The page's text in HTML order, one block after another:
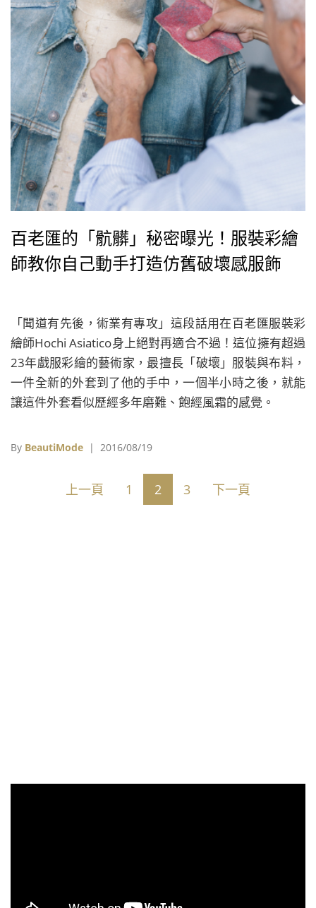
百老匯的「骯髒」秘密曝光！服裝彩繪
師教你自己動手打造仿舊破壞感服飾
「聞道有先後，術業有專攻」這段話用在百老匯服裝彩
繪師Hochi Asiatico身上絕對再適合不過！這位擁有超過
23年戲服彩繪的藝術家，最擅長「破壞」服裝與布料，
一件全新的外套到了他的手中，一個半小時之後，就能
讓這件外套看似歷經多年磨難、飽經風霜的感覺。
By BeautiMode | 2016/08/19
上一頁 1 2 3 下一頁